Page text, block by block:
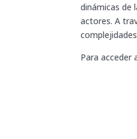
dinámicas de
actores. A
Para acceder